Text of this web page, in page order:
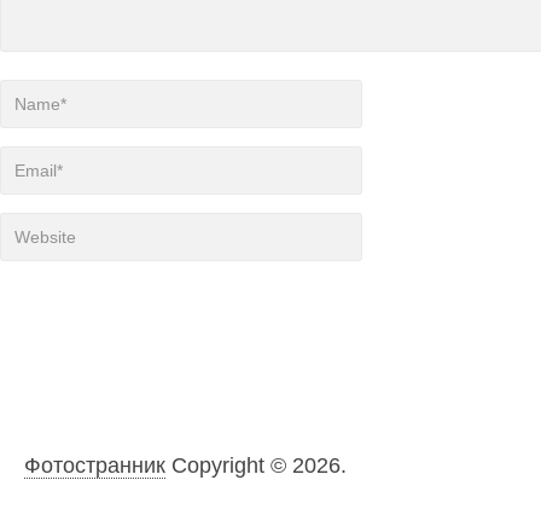
ФотостранникCopyright © 2026.